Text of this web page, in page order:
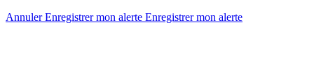
AnnulerEnregistrer mon alerte Enregistrermon alerte